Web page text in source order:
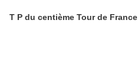
T P du centième Tour de France